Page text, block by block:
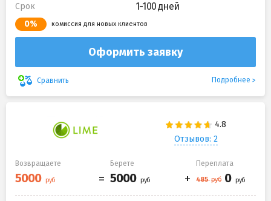
Срок 1-100 дней
0% комиссия для новых клиентов
Оформить заявку
Сравнить Подробнее
Отзывов: 2
Возвращаете Берете Переплата